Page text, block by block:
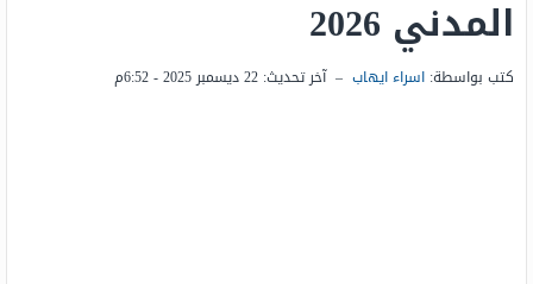
المدني 2026
كتب بواسطة: اسراء ايهاب – آخر تحديث: 22 ديسمبر 2025 - 6:52م